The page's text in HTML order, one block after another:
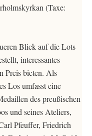
(Taxe:
Blick auf die Lots
interessantes
Preis bieten. Als
Los umfasst eine
des preußischen
und seines Ateliers,
Pfeuffer, Friedrich